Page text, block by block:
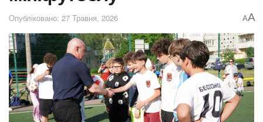
Опубліковано: 27 Травня, 2026 AA